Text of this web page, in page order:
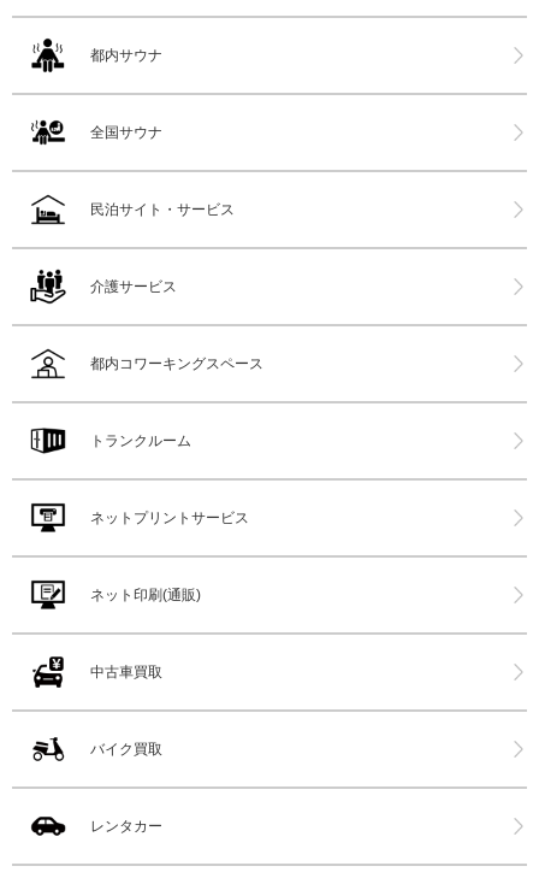
都内サウナ
全国サウナ
民泊サイト・サービス
介護サービス
都内コワーキングスペース
トランクルーム
ネットプリントサービス
ネット印刷(通販)
中古車買取
バイク買取
レンタカー